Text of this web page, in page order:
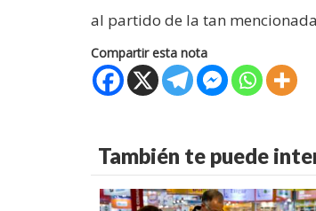
al partido de la tan mencionada
Compartir esta nota
También te puede